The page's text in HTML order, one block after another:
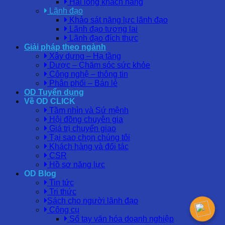
Hài lòng khách hàng
Lãnh đạo
Khảo sát năng lực lãnh đạo
Lãnh đạo tương lai
Lãnh đạo đích thực
Giải pháp theo ngành
Xây dựng – Hạ tầng
Dược – Chăm sóc sức khỏe
Công nghệ – thông tin
Phân phối – Bán lẻ
OD Tuyển dụng
Về OD CLICK
Tầm nhìn và Sứ mệnh
Hội đồng chuyên gia
Giá trị chuyển giao
Tại sao chọn chúng tôi
Khách hàng và đối tác
CSR
Hồ sơ năng lực
OD Blog
Tin tức
Tri thức
Sách cho người lãnh đạo
Công cụ
Sổ tay văn hóa doanh nghiệp